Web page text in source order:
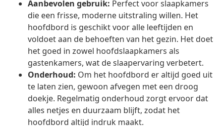
Aanbevolen gebruik: Perfect voor slaapkamers
die een frisse, moderne uitstraling willen. Het
hoofdbord is geschikt voor alle leeftijden en
voldoet aan de behoeften van het gezin. Het doet
het goed in zowel hoofdslaapkamers als
gastenkamers, wat de slaapervaring verbetert.
Onderhoud: Om het hoofdbord er altijd goed uit
te laten zien, gewoon afvegen met een droog
doekje. Regelmatig onderhoud zorgt ervoor dat
alles netjes en duurzaam blijft, zodat het
hoofdbord altijd indruk maakt.